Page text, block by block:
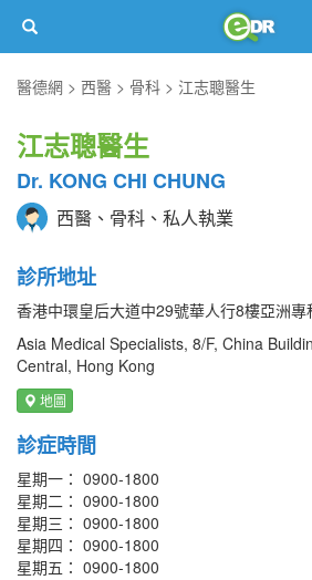
醫德網
西醫 骨科 江志聰醫生
江志聰醫生
Dr. KONG CHI CHUNG
西醫、骨科、私人執業
診所地址
香港中環皇后大道中29號華人行8樓亞洲專
Asia Medical Specialists, 8/F, China
Central, Hong Kong
地圖
診症時間
星期一： 0900-1800
星期二： 0900-1800
星期三： 0900-1800
星期四： 0900-1800
星期五： 0900-1800